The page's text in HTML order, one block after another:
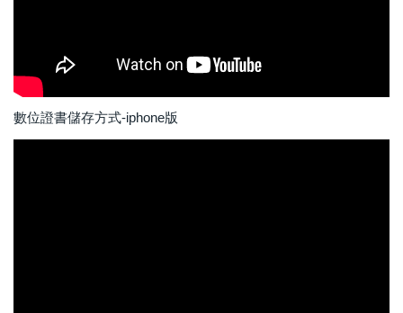
數位證書儲存方式-iphone版